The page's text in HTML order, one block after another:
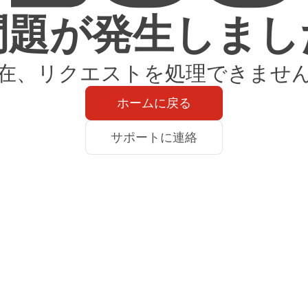
が発生しま
、リクエストを処理できませ
ホームに戻る
サポートに連絡